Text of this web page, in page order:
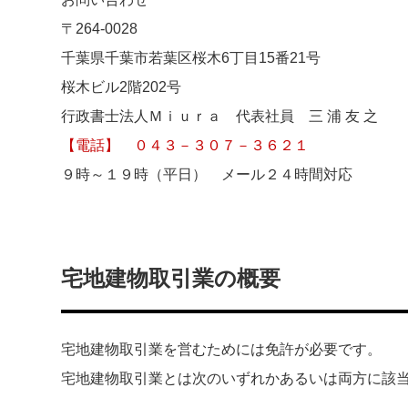
〒264-0028
千葉県千葉市若葉区桜木6丁目15番21号
桜木ビル2階202号
行政書士法人Ｍｉｕｒａ 代表社員 三 浦 友 之
【電話】 ０４３－３０７－３６２１
９時～１９時（平日） メール２４時間対応
宅地建物取引業の概要
宅地建物取引業を営むためには免許が必要です。
宅地建物取引業とは次のいずれかあるいは両方に該